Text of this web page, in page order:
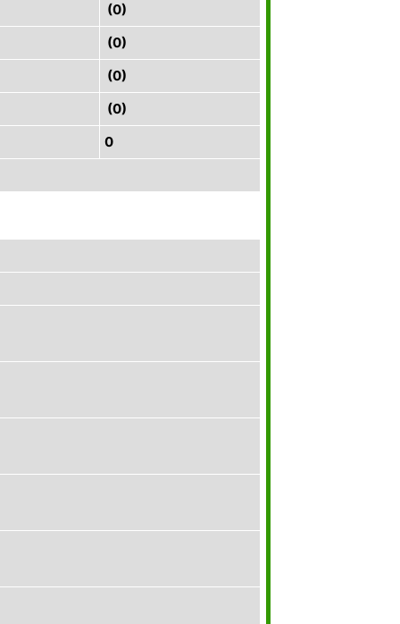
(0)
(0)
(0)
(0)
0